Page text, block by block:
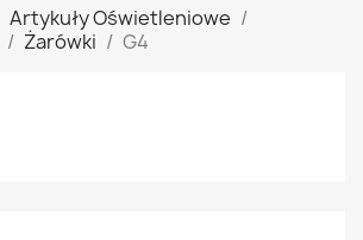
Artykuły Oświetleniowe
Żarówki G4